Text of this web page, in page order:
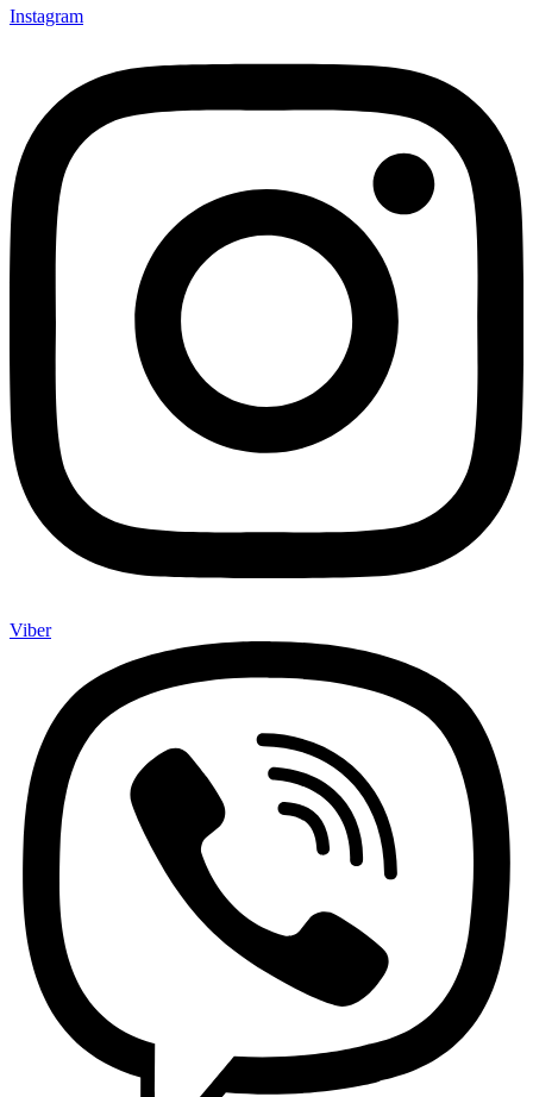
Instagram
Viber